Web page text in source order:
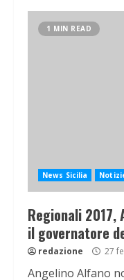
1 MIN READ
News Sicilia
Regionali 2017,
il governatore
redazione 27
Angelino Alfano